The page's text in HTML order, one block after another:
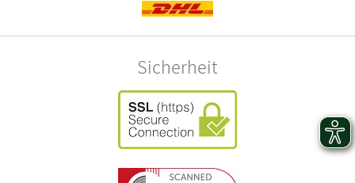
Sicherheit